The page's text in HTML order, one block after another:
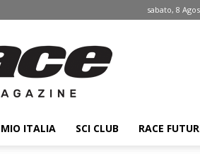
sabato, 8
ITALIA SCI CLUB RACE